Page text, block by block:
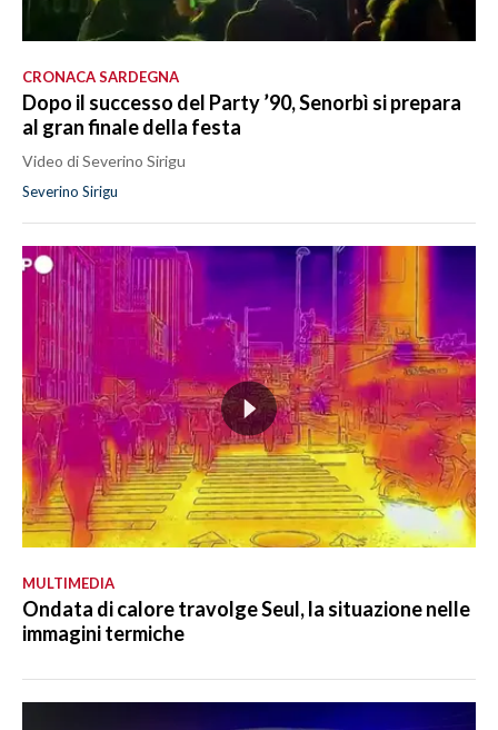
CRONACA SARDEGNA
Dopo il successo del Party ’90, Senorbì si prepara
al gran finale della festa
Video di Severino Sirigu
Severino Sirigu
MULTIMEDIA
Ondata di calore travolge Seul, la situazione nelle
immagini termiche